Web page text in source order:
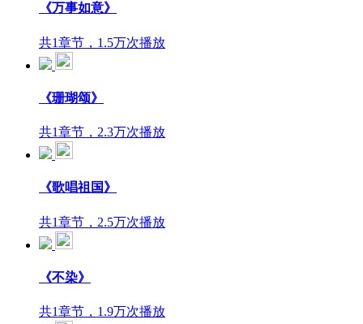
《万事如意》
共1章节，1.5万次播放
《珊瑚颂》
共1章节，2.3万次播放
《歌唱祖国》
共1章节，2.5万次播放
《不染》
共1章节，1.9万次播放